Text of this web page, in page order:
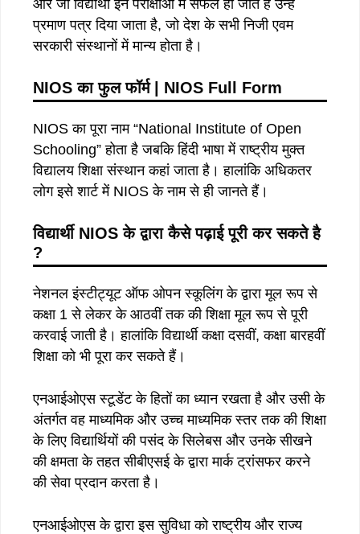
और जो विद्यार्थी इन परीक्षाओं में सफल हो जाते हैं उन्हें
प्रमाण पत्र दिया जाता है, जो देश के सभी निजी एवम
सरकारी संस्थानों में मान्य होता है।
NIOS का फुल फॉर्म | NIOS Full Form
NIOS का पूरा नाम “National Institute of Open
Schooling” होता है जबकि हिंदी भाषा में राष्ट्रीय मुक्त
विद्यालय शिक्षा संस्थान कहां जाता है। हालांकि अधिकतर
लोग इसे शार्ट में NIOS के नाम से ही जानते हैं।
विद्यार्थी NIOS के द्वारा कैसे पढ़ाई पूरी कर सकते है
?
नेशनल इंस्टीट्यूट ऑफ ओपन स्कूलिंग के द्वारा मूल रूप से
कक्षा 1 से लेकर के आठवीं तक की शिक्षा मूल रूप से पूरी
करवाई जाती है। हालांकि विद्यार्थी कक्षा दसवीं, कक्षा बारहवीं
शिक्षा को भी पूरा कर सकते हैं।
एनआईओएस स्टूडेंट के हितों का ध्यान रखता है और उसी के
अंतर्गत वह माध्यमिक और उच्च माध्यमिक स्तर तक की शिक्षा
के लिए विद्यार्थियों की पसंद के सिलेबस और उनके सीखने
की क्षमता के तहत सीबीएसई के द्वारा मार्क ट्रांसफर करने
की सेवा प्रदान करता है।
एनआईओएस के द्वारा इस सुविधा को राष्ट्रीय और राज्य